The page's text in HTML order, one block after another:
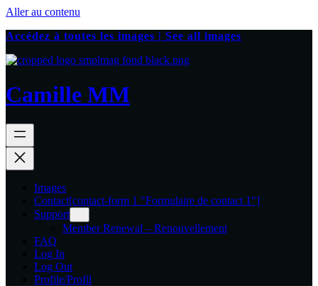
Aller au contenu
Accédez à toutes les images | See all images
Camille MM
Images
Contact[contact-form 1 "Formulaire de contact 1"]
Support
Member Renewal – Renouvellement
FAQ
Log In
Log Out
Profile/Profil